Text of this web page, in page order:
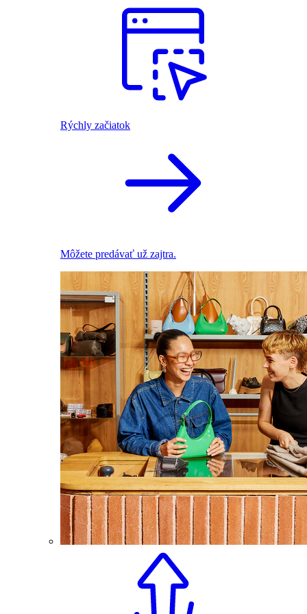
Rýchly začiatok
Môžete predávať už zajtra.